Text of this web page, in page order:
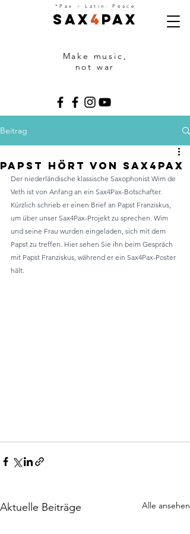
Sax 4 Pax
*Pax = Latin: Peace
Make music,
not war
Beitrag
Papst hört von Sax4Pax
Der niederländische klassische Saxophonist Wim de
Veth ist von Anfang an ein Sax4Pax-Botschafter.
Kürzlich schrieb er einen Brief an Papst Franziskus,
um über unser Sax4Pax-Projekt zu sprechen. Wim
und seine Frau wurden eingeladen, sich mit dem
Papst zu treffen. Hier sehen Sie ihn beim Gespräch
mit Papst Franziskus, während er ein Sax4Pax-Poster
hält.
Aktuelle Beiträge Alle ansehen